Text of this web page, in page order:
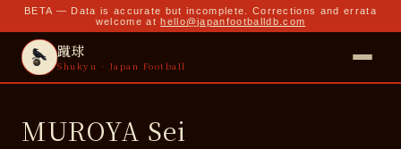
BETA — Data is accurate but incomplete. Corrections and errata
welcome at hello@japanfootballdb.com
蹴球
Shukyu · Japan Football
MUROYA Sei